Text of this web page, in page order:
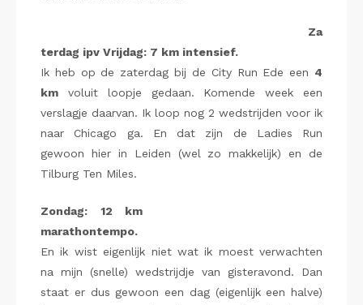
Za
terdag ipv Vrijdag: 7 km intensief.
Ik heb op de zaterdag bij de City Run Ede een 4
km voluit loopje gedaan. Komende week een
verslagje daarvan. Ik loop nog 2 wedstrijden voor ik
naar Chicago ga. En dat zijn de Ladies Run
gewoon hier in Leiden (wel zo makkelijk) en de
Tilburg Ten Miles.
Zondag: 12 km
marathontempo.
En ik wist eigenlijk niet wat ik moest verwachten
na mijn (snelle) wedstrijdje van gisteravond. Dan
staat er dus gewoon een dag (eigenlijk een halve)